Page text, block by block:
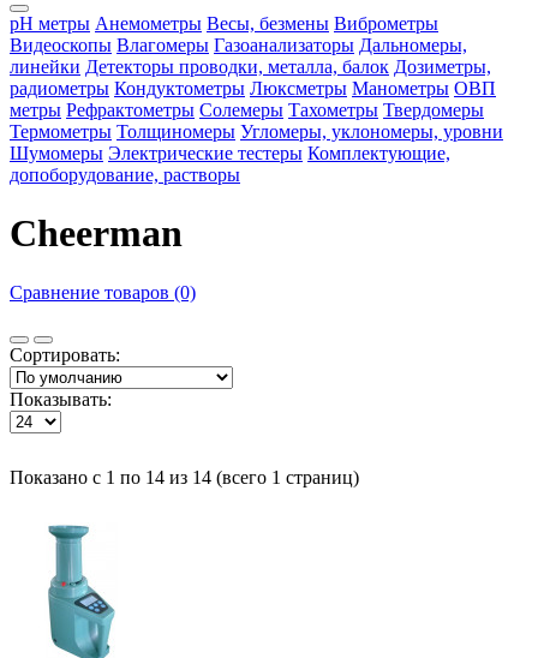
pH метры Анемометры Весы, безмены Виброметры
Видеоскопы Влагомеры Газоанализаторы Дальномеры,
линейки Детекторы проводки, металла, балок Дозиметры,
радиометры Кондуктометры Люксметры Манометры ОВП
метры Рефрактометры Солемеры Тахометры Твердомеры
Термометры Толщиномеры Угломеры, уклономеры, уровни
Шумомеры Электрические тестеры Комплектующие,
допоборудование, растворы
Cheerman
Сравнение товаров (0)
Сортировать:
Показывать:
Показано с 1 по 14 из 14 (всего 1 страниц)